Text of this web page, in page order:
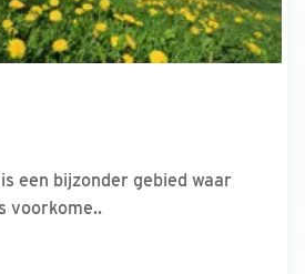
een bijzonder gebied waar
voorkome..